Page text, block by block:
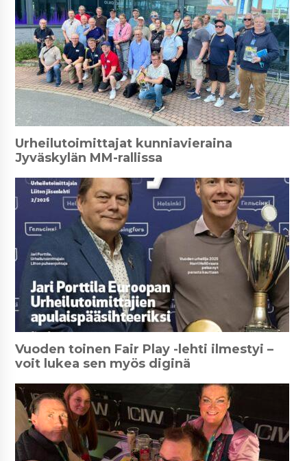
Urheilutoimittajat kunniavieraina
Jyväskylän MM-rallissa
Vuoden toinen Fair Play -lehti ilmestyi –
voit lukea sen myös diginä